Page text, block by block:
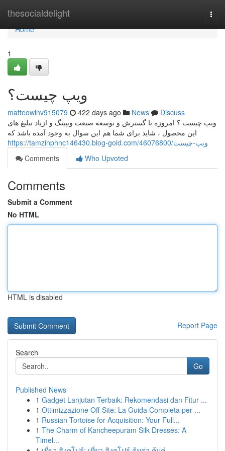
thesocialdelight
Home
Home
1
ویپ چیست؟
matteowlnv915079 422 days ago News
Discuss
ویپ چیست ؟ امروزه با گسترش و توسعه صنعت ویپینگ و ازیاد تبلیغ های
این محصول ، شاید برای شما هم این سوال به وجود آمده باشد که
https://tamzinphnc146430.blog-gold.com/46076800/ویپ-چیست
Comments
Who Upvoted
Comments
Submit a Comment
No HTML
HTML is disabled
Report Page
Search
Go
Published News
1 Gadget Lanjutan Terbaik: Rekomendasi dan Fitur ...
1 Ottimizzazione Off-Site: La Guida Completa per ...
1 Russian Tortoise for Acquisition: Your Full...
1 The Charm of Kancheepuram Silk Dresses: A
Timel...